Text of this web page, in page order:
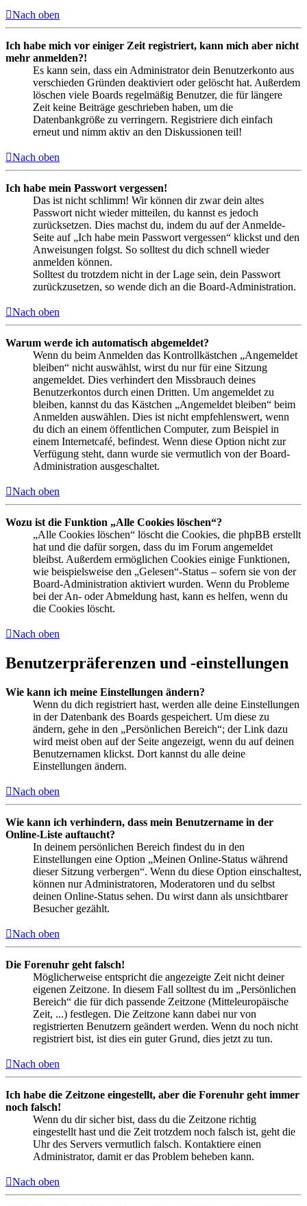
Nach oben
Ich habe mich vor einiger Zeit registriert, kann mich aber nicht
mehr anmelden?!
Es kann sein, dass ein Administrator dein Benutzerkonto aus
verschieden Gründen deaktiviert oder gelöscht hat. Außerdem
löschen viele Boards regelmäßig Benutzer, die für längere
Zeit keine Beiträge geschrieben haben, um die
Datenbankgröße zu verringern. Registriere dich einfach
erneut und nimm aktiv an den Diskussionen teil!
Nach oben
Ich habe mein Passwort vergessen!
Das ist nicht schlimm! Wir können dir zwar dein altes
Passwort nicht wieder mitteilen, du kannst es jedoch
zurücksetzen. Dies machst du, indem du auf der Anmelde-
Seite auf „Ich habe mein Passwort vergessen“ klickst und den
Anweisungen folgst. So solltest du dich schnell wieder
anmelden können.
Solltest du trotzdem nicht in der Lage sein, dein Passwort
zurückzusetzen, so wende dich an die Board-Administration.
Nach oben
Warum werde ich automatisch abgemeldet?
Wenn du beim Anmelden das Kontrollkästchen „Angemeldet
bleiben“ nicht auswählst, wirst du nur für eine Sitzung
angemeldet. Dies verhindert den Missbrauch deines
Benutzerkontos durch einen Dritten. Um angemeldet zu
bleiben, kannst du das Kästchen „Angemeldet bleiben“ beim
Anmelden auswählen. Dies ist nicht empfehlenswert, wenn
du dich an einem öffentlichen Computer, zum Beispiel in
einem Internetcafé, befindest. Wenn diese Option nicht zur
Verfügung steht, dann wurde sie vermutlich von der Board-
Administration ausgeschaltet.
Nach oben
Wozu ist die Funktion „Alle Cookies löschen“?
„Alle Cookies löschen“ löscht die Cookies, die phpBB erstellt
hat und die dafür sorgen, dass du im Forum angemeldet
bleibst. Außerdem ermöglichen Cookies einige Funktionen,
wie beispielsweise den „Gelesen“-Status – sofern sie von der
Board-Administration aktiviert wurden. Wenn du Probleme
bei der An- oder Abmeldung hast, kann es helfen, wenn du
die Cookies löscht.
Nach oben
Benutzerpräferenzen und -einstellungen
Wie kann ich meine Einstellungen ändern?
Wenn du dich registriert hast, werden alle deine Einstellungen
in der Datenbank des Boards gespeichert. Um diese zu
ändern, gehe in den „Persönlichen Bereich“; der Link dazu
wird meist oben auf der Seite angezeigt, wenn du auf deinen
Benutzernamen klickst. Dort kannst du alle deine
Einstellungen ändern.
Nach oben
Wie kann ich verhindern, dass mein Benutzername in der
Online-Liste auftaucht?
In deinem persönlichen Bereich findest du in den
Einstellungen eine Option „Meinen Online-Status während
dieser Sitzung verbergen“. Wenn du diese Option einschaltest,
können nur Administratoren, Moderatoren und du selbst
deinen Online-Status sehen. Du wirst dann als unsichtbarer
Besucher gezählt.
Nach oben
Die Forenuhr geht falsch!
Möglicherweise entspricht die angezeigte Zeit nicht deiner
eigenen Zeitzone. In diesem Fall solltest du im „Persönlichen
Bereich“ die für dich passende Zeitzone (Mitteleuropäische
Zeit, ...) festlegen. Die Zeitzone kann dabei nur von
registrierten Benutzern geändert werden. Wenn du noch nicht
registriert bist, ist dies ein guter Grund, dies jetzt zu tun.
Nach oben
Ich habe die Zeitzone eingestellt, aber die Forenuhr geht immer
noch falsch!
Wenn du dir sicher bist, dass du die Zeitzone richtig
eingestellt hast und die Zeit trotzdem noch falsch ist, geht die
Uhr des Servers vermutlich falsch. Kontaktiere einen
Administrator, damit er das Problem beheben kann.
Nach oben